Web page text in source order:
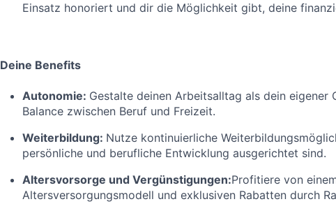
Einsatz honoriert und dir die Möglichkeit gibt, deine
Deine Benefits
Autonomie: Gestalte deinen Arbeitsalltag als dein
Balance zwischen Beruf und Freizeit.
Weiterbildung: Nutze kontinuierliche
persönliche und berufliche Entwicklung ausgerichtet sind.
Altersvorsorge und Vergünstigungen:Profitiere von
Altersversorgungsmodell und exklusiven Rabatten durch